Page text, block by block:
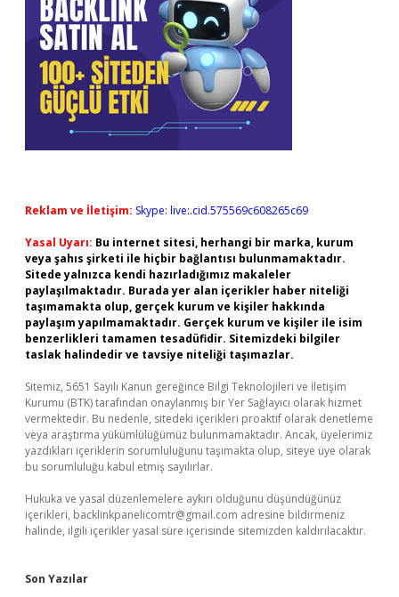
Reklam ve İletişim: Skype: live:.cid.575569c608265c69
Yasal Uyarı: Bu internet sitesi, herhangi bir marka, kurum
veya şahıs şirketi ile hiçbir bağlantısı bulunmamaktadır.
Sitede yalnızca kendi hazırladığımız makaleler
paylaşılmaktadır. Burada yer alan içerikler haber niteliği
taşımamakta olup, gerçek kurum ve kişiler hakkında
paylaşım yapılmamaktadır. Gerçek kurum ve kişiler ile isim
benzerlikleri tamamen tesadüfidir. Sitemizdeki bilgiler
taslak halindedir ve tavsiye niteliği taşımazlar.
Sitemiz, 5651 Sayılı Kanun gereğince Bilgi Teknolojileri ve İletişim
Kurumu (BTK) tarafından onaylanmış bir Yer Sağlayıcı olarak hizmet
vermektedir. Bu nedenle, sitedeki içerikleri proaktif olarak denetleme
veya araştırma yükümlülüğümüz bulunmamaktadır. Ancak, üyelerimiz
yazdıkları içeriklerin sorumluluğunu taşımakta olup, siteye üye olarak
bu sorumluluğu kabul etmiş sayılırlar.
Hukuka ve yasal düzenlemelere aykırı olduğunu düşündüğünüz
içerikleri, backlinkpanelicomtr@gmail.com adresine bildirmeniz
halinde, ilgili içerikler yasal süre içerisinde sitemizden kaldırılacaktır.
Son Yazılar